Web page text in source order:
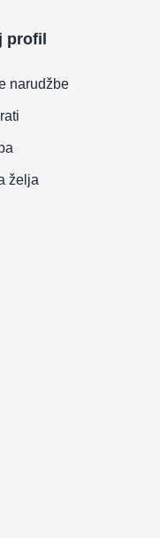
profil
narudžbe
želja